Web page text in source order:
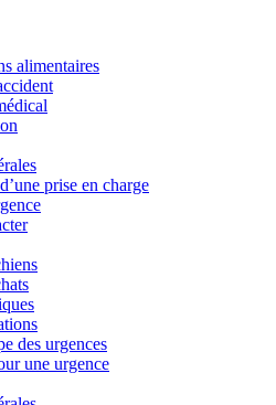
alimentaires
prise en charge
des urgences
une urgence